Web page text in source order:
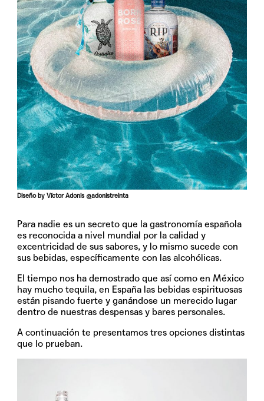
Diseño by Víctor Adonis @adonistreinta
Para nadie es un secreto que la gastronomía española
es reconocida a nivel mundial por la calidad y
excentricidad de sus sabores, y lo mismo sucede con
sus bebidas, específicamente con las alcohólicas.
El tiempo nos ha demostrado que así como en México
hay mucho tequila, en España las bebidas espirituosas
están pisando fuerte y ganándose un merecido lugar
dentro de nuestras despensas y bares personales.
A continuación te presentamos tres opciones distintas
que lo prueban.